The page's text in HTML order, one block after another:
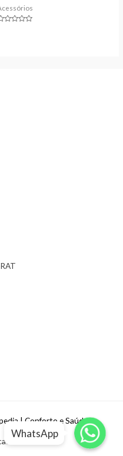
| Conforto e Saúde
Padilha
WhatsApp
WhatsApp
WhatsApp
WhatsApp